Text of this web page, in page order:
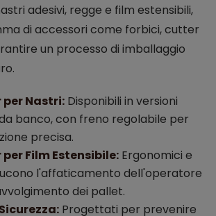
adesivi, regge e film estensibili,
di accessori come forbici, cutter
un processo di imballaggio
per Nastri: Disponibili in versioni
banco, con freno regolabile per
precisa.
per Film Estensibile: Ergonomici e
l'affaticamento dell'operatore
dei pallet.
Progettati per prevenire